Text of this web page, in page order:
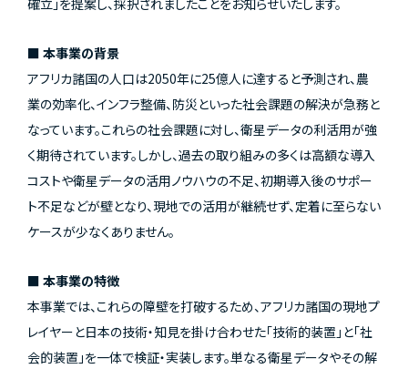
確立」を提案し、採択されましたことをお知らせいたします。
■ 本事業の背景
アフリカ諸国の人口は2050年に25億人に達すると予測され、農
業の効率化、インフラ整備、防災といった社会課題の解決が急務と
なっています。これらの社会課題に対し、衛星データの利活用が強
く期待されています。しかし、過去の取り組みの多くは高額な導入
コストや衛星データの活用ノウハウの不足、初期導入後のサポー
ト不足などが壁となり、現地での活用が継続せず、定着に至らない
ケースが少なくありません。
■ 本事業の特徴
本事業では、これらの障壁を打破するため、アフリカ諸国の現地プ
レイヤーと日本の技術・知見を掛け合わせた「技術的装置」と「社
会的装置」を一体で検証・実装します。単なる衛星データやその解